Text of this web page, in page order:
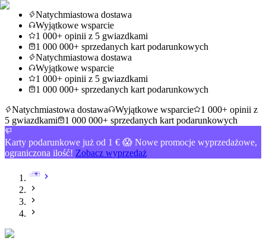
Natychmiastowa dostawa
Wyjątkowe wsparcie
1 000+ opinii z 5 gwiazdkami
1 000 000+ sprzedanych kart podarunkowych
Natychmiastowa dostawa
Wyjątkowe wsparcie
1 000+ opinii z 5 gwiazdkami
1 000 000+ sprzedanych kart podarunkowych
Natychmiastowa dostawa
Wyjątkowe wsparcie
1 000+ opinii z
5 gwiazdkami
1 000 000+ sprzedanych kart podarunkowych
Karty podarunkowe już od 1 € 😱 Nowe promocje wyprzedażowe,
ograniczona ilość! Zobacz wyprzedaż